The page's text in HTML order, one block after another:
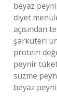
beyaz
diyet
açısından
şarküteri
protein
peynir
süzme
beyaz